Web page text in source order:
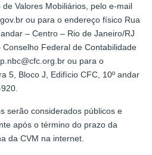
Valores Mobiliários, pelo e-mail
ou para o endereço físico Rua
– Centro – Rio de Janeiro/RJ
Federal de Contabilidade
ou para o
5, Bloco J, Edifício CFC, 10º andar
serão considerados públicos e
após o término do prazo da
da CVM na internet.